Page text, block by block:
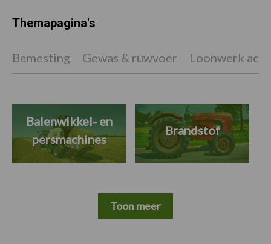
Themapagina's
Bemesting Gewas & ruwvoer Loonwerk
Balenwikkel- en
persmachines
Brandstof
Toon meer